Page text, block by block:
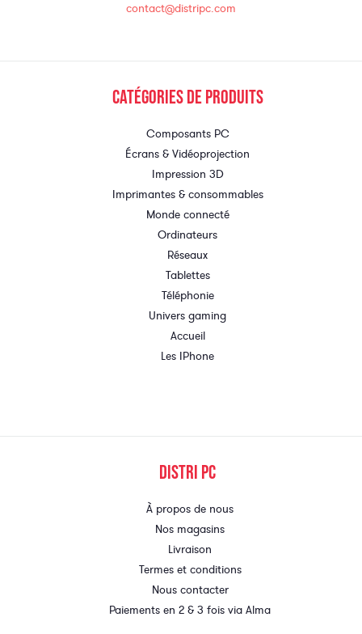
contact@distripc.com
Catégories de produits
Composants PC
Écrans & Vidéoprojection
Impression 3D
Imprimantes & consommables
Monde connecté
Ordinateurs
Réseaux
Tablettes
Téléphonie
Univers gaming
Accueil
Les IPhone
DISTRI PC
À propos de nous
Nos magasins
Livraison
Termes et conditions
Nous contacter
Paiements en 2 & 3 fois via Alma